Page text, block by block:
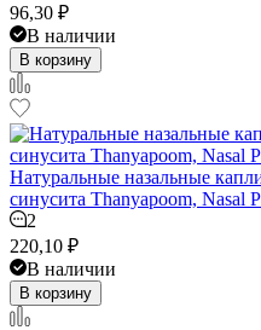
96,30 ₽
В наличии
В корзину
Натуральные назальные
синусита Thanyapoom, Nasal
2
220,10 ₽
В наличии
В корзину